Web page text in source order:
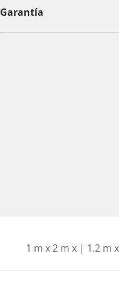
Garantía
1 m x 2 m x | 1.2 m